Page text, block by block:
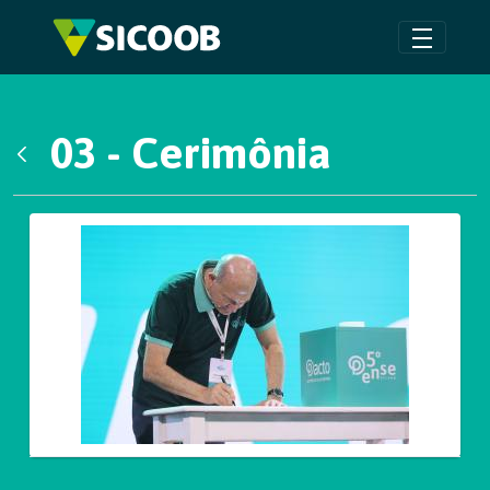
Pular para o Conteúdo principal
03 - Cerimônia
Galeria de Mídias